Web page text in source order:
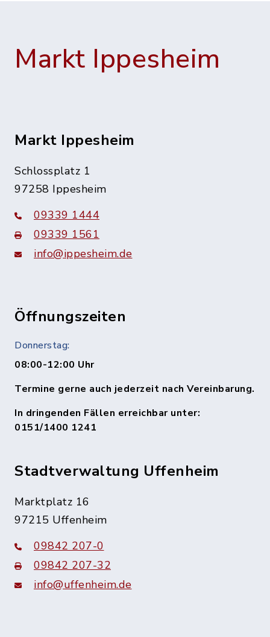
Markt Ippesheim
Markt Ippesheim
Schlossplatz 1
97258 Ippesheim
09339 1444
09339 1561
info@ippesheim.de
Öffnungszeiten
Donnerstag:
08:00-12:00 Uhr
Termine gerne auch jederzeit nach Vereinbarung.
In dringenden Fällen erreichbar unter:
0151/1400 1241
Stadtverwaltung Uffenheim
Marktplatz 16
97215 Uffenheim
09842 207-0
09842 207-32
info@uffenheim.de